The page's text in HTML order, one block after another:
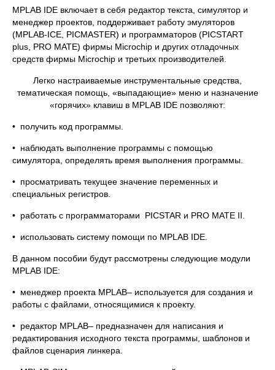
MPLAB IDE включает в себя редактор текста, симулятор и
менеджер проектов, поддерживает работу эмуляторов
(MPLAB-ICE, PICMASTER) и программаторов (PICSTART
plus, PRO MATE) фирмы Microchip и других отладочных
средств фирмы Microchip и третьих производителей.
Легко настраиваемые инструментальные средства,
тематическая помощь, «выпадающие» меню и назначение
«горячих» клавиш в MPLAB IDE позволяют:
• получить код программы.
• наблюдать выполнение программы с помощью
симулятора, определять время выполнения программы.
• просматривать текущее значение переменных и
специальных регистров.
• работать с программаторами PICSTAR и PRO MATE II.
• использовать систему помощи по MPLAB IDE.
В данном пособии будут рассмотрены следующие модули
MPLAB IDE:
• менеджер проекта MPLAB– используется для создания и
работы с файлами, относящимися к проекту.
• редактор MPLAB– предназначен для написания и
редактирования исходного текста программы, шаблонов и
файлов сценария линкера.